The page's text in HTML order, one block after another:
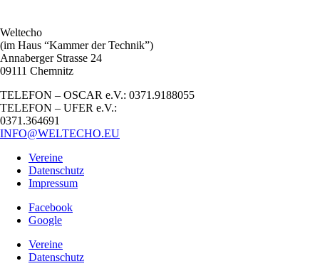
Weltecho
(im Haus “Kammer der Technik”)
Annaberger Strasse 24
09111 Chemnitz
TELEFON – OSCAR e.V.: 0371.9188055
TELEFON – UFER e.V.:
0371.364691
INFO@WELTECHO.EU
Vereine
Datenschutz
Impressum
Facebook
Google
Vereine
Datenschutz